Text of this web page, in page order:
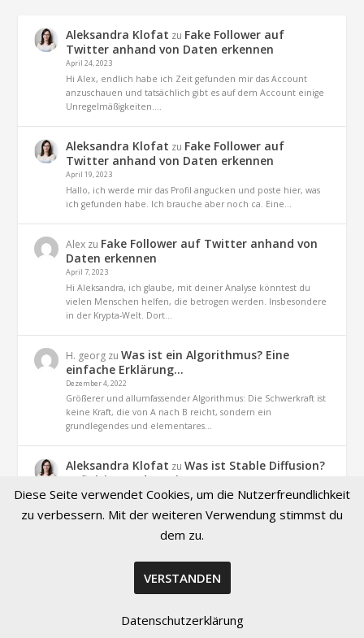
Aleksandra Klofat zu Fake Follower auf
Twitter anhand von Daten erkennen
April 24, 2023
Hi Alex, endlich habe ich Zeit gefunden mir das Account
anzuschauen und tatsächlich gibt es auf dem Account einige
Unregelmäßigkeiten.…
Aleksandra Klofat zu Fake Follower auf
Twitter anhand von Daten erkennen
April 19, 2023
Hallo, ich werde mir das Profil angucken und poste hier, was
ich gefunden habe. Ich brauche aber noch ca. Eine…
Alex zu Fake Follower auf Twitter anhand von
Daten erkennen
April 7, 2023
Hi Aleksandra, ich glaube, mit deiner Analyse könntest du
vielen Menschen helfen, die betrogen werden. Insbesondere
in der Krypta-Welt. Dort…
H. georg zuWas ist ein Algorithmus? Eine
einfache Erklärung…
Dezember 4, 2022
Größerer und allumfassender Algorithmus: Die Schwerkraft ist
keine Kraft, die von A nach B reicht, sondern ein
grundlegendes und elementares…
Aleksandra Klofat zuWas ist Stable Diffusion?
Definition und Praxis
November 9, 2022
Hallo, ja. es geht um dieses Projekt (optiizedSD=Projekt von
© 2026 Created by Aleksandra Klofat
Impressum Datenschutz
Diese Seite verwendet Cookies, um die Nutzerfreundlichkeit
zu verbessern. Mit der weiteren Verwendung stimmst du
dem zu.
VERSTANDEN
Datenschutzerklärung